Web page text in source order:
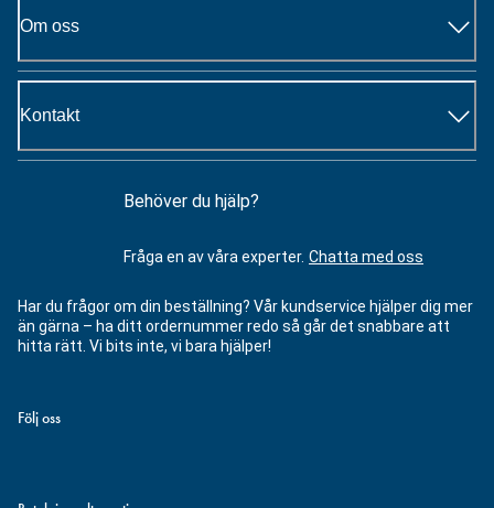
Om oss
Kontakt
Behöver du hjälp?
Fråga en av våra experter. Chatta med oss
Har du frågor om din beställning? Vår kundservice hjälper dig mer
än gärna – ha ditt ordernummer redo så går det snabbare att
hitta rätt. Vi bits inte, vi bara hjälper!
Följ oss